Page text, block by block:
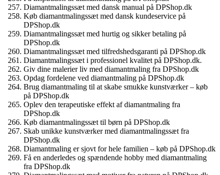
Diamantmalingssæt med dansk manual på DPShop.dk
Køb diamantmalingssæt med dansk kundeservice på
DPShop.dk
Diamantmalingssæt med hurtig og sikker betaling på
DPShop.dk
Diamantmalingssæt med tilfredshedsgaranti på DPShop.dk
Diamantmalingssæt i professionel kvalitet på DPShop.dk.
Giv dine malerier liv med diamantmaling fra DPShop.dk
Opdag fordelene ved diamantmaling på DPShop.dk
Brug diamantmaling til at skabe smukke kunstværker – køb
på DPShop.dk
Oplev den terapeutiske effekt af diamantmaling fra
DPShop.dk
Køb diamantmalingssæt til børn på DPShop.dk
Skab unikke kunstværker med diamantmalingssæt fra
DPShop.dk
Diamantmaling er sjovt for hele familien – køb på DPShop.dk
Få en anderledes og spændende hobby med diamantmaling
fra DPShop.dk